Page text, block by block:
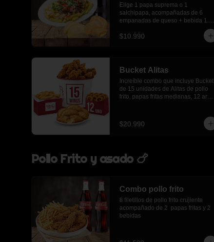
Elige 1 papa suprema o 1
salchipapa, acompañadas de 6
empanadas de queso + bebida 1.5
$10.990
Bucket Alitas
Increíble combo que incluye Bucket
de 15 unidades de Alitas de pollo
frito, papas fritas medianas, 12 aros
$20.990
Pollo Frito y asado 🍗
Combo pollo frito
8 filetillos de pollo frito crujiente
acompañado de 2  papas fritas y 2
bebidas